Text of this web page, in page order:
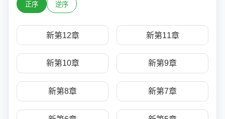
正序 逆序
新第12章 新第11章
新第10章 新第9章
新第8章 新第7章